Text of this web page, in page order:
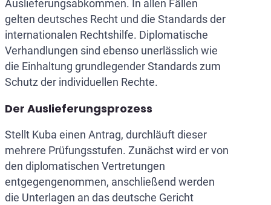
Auslieferungsabkommen. In allen Fällen
gelten deutsches Recht und die Standards der
internationalen Rechtshilfe. Diplomatische
Verhandlungen sind ebenso unerlässlich wie
die Einhaltung grundlegender Standards zum
Schutz der individuellen Rechte.
Der Auslieferungsprozess
Stellt Kuba einen Antrag, durchläuft dieser
mehrere Prüfungsstufen. Zunächst wird er von
den diplomatischen Vertretungen
entgegengenommen, anschließend werden
die Unterlagen an das deutsche Gericht